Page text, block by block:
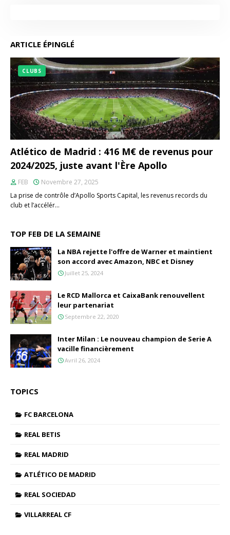
ARTICLE ÉPINGLÉ
CLUBS
Atlético de Madrid : 416 M€ de revenus pour
2024/2025, juste avant l'Ère Apollo
FEB
Novembre 27, 2025
La prise de contrôle d’Apollo Sports Capital, les revenus records du
club et l’accélér…
TOP FEB DE LA SEMAINE
La NBA rejette l'offre de Warner et maintient
son accord avec Amazon, NBC et Disney
Juillet 25, 2024
Le RCD Mallorca et CaixaBank renouvellent
leur partenariat
Septembre 22, 2020
Inter Milan : Le nouveau champion de Serie A
vacille financièrement
Avril 26, 2024
TOPICS
FC BARCELONA
REAL BETIS
REAL MADRID
ATLÉTICO DE MADRID
REAL SOCIEDAD
VILLARREAL CF